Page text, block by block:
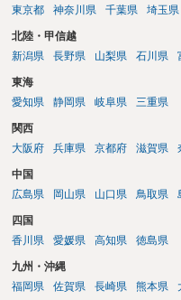
東京都
神奈川県 千葉県 埼玉県
北陸・甲信越
新潟県
長野県 山梨県 石川県
東海
愛知県
静岡県 岐阜県 三重県
関西
大阪府
兵庫県 京都府 滋賀県
中国
広島県
岡山県 山口県 鳥取県
四国
香川県
愛媛県 高知県 徳島県
九州・沖縄
福岡県
佐賀県 長崎県 熊本県